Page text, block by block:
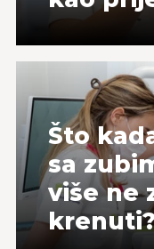
Što
sa
više ne